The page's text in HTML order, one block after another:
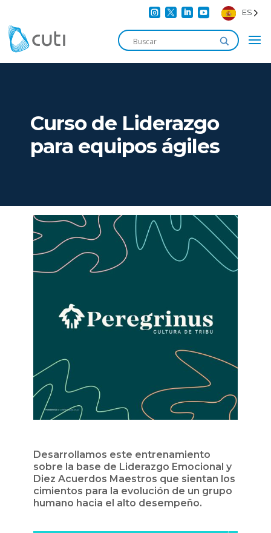
    ES
Curso de Liderazgo
para equipos ágiles
Desarrollamos este entrenamiento
sobre la base de Liderazgo Emocional y
Diez Acuerdos Maestros que sientan los
cimientos para la evolución de un grupo
humano hacia el alto desempeño.